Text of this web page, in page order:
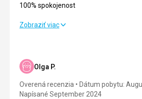
100% spokojenost
100% spokojenost
Ubytovanie
Okolie
Zobraziť viac
Olga P.
Overená recenzia
Dátum pobytu:
Napísané September 2024